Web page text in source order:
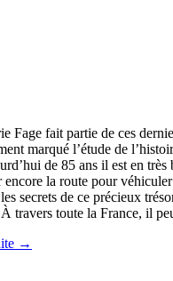
Fage fait partie de ces
marqué l’étude de
de 85 ans il est en très
encore la route pour
secrets de ce précieux
travers toute la France, il
→